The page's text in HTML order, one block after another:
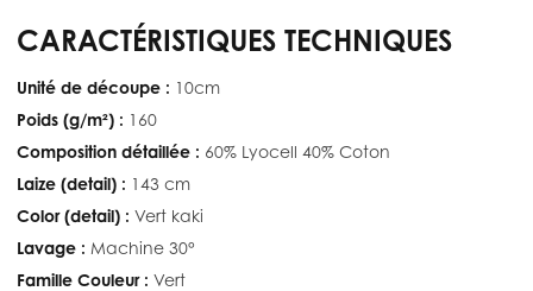
CARACTÉRISTIQUES TECHNIQUES
Unité de découpe : 10cm
Poids (g/m²) : 160
Composition détaillée : 60% Lyocell 40% Coton
Laize (detail) : 143 cm
Color (detail) : Vert kaki
Lavage : Machine 30°
Famille Couleur : Vert